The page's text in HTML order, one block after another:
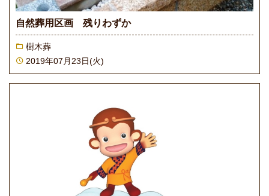
自然葬用区画 残りわずか
樹木葬
2019年07月23日(火)